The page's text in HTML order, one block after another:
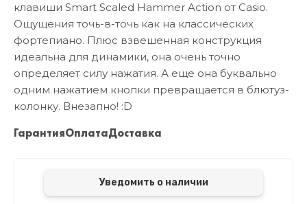
клавиши Smart Scaled Hammer Action от Casio.
Ощущения точь-в-точь как на классических
фортепиано. Плюс взвешенная конструкция
идеальна для динамики, она очень точно
определяет силу нажатия. А еще она буквально
одним нажатием кнопки превращается в блютуз-
колонку. Внезапно! :D
ГарантияОплатаДоставка
Уведомить о наличии